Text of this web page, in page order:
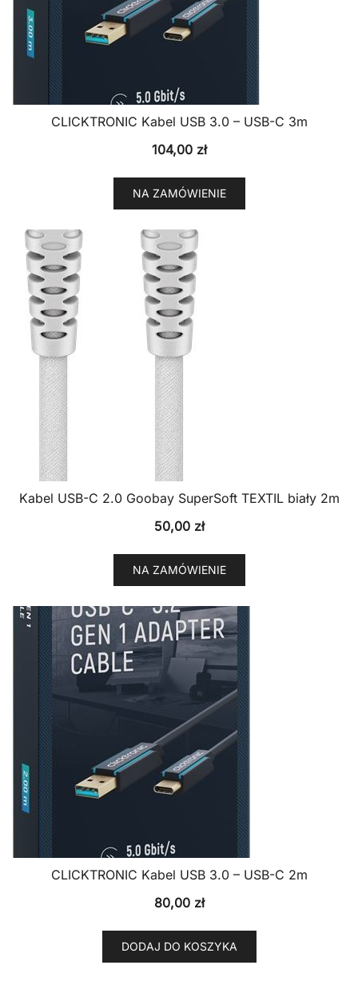
CLICKTRONIC Kabel USB 3.0 – USB-C 3m
104,00 zł
NA ZAMÓWIENIE
Kabel USB-C 2.0 Goobay SuperSoft TEXTIL biały 2m
50,00 zł
NA ZAMÓWIENIE
CLICKTRONIC Kabel USB 3.0 – USB-C 2m
80,00 zł
DODAJ DO KOSZYKA